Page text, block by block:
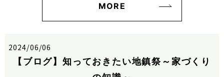
MORE
2024/06/06
【ブログ】知っておきたい地鎮祭～家づくり